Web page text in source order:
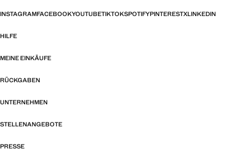
INSTAGRAMFACEBOOKYOUTUBETIKTOKSPOTIFYPINTERESTXLINKEDIN
HILFE
MEINE EINKÄUFE
RÜCKGABEN
UNTERNEHMEN
STELLENANGEBOTE
PRESSE